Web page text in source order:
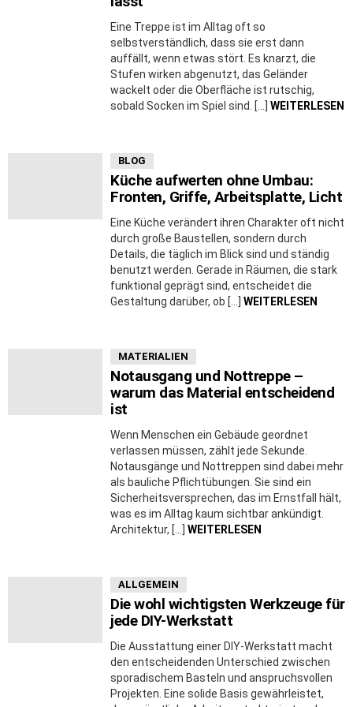
Eine Treppe ist im Alltag oft so
selbstverständlich, dass sie erst dann
auffällt, wenn etwas stört. Es knarzt, die
Stufen wirken abgenutzt, das Geländer
wackelt oder die Oberfläche ist rutschig,
sobald Socken im Spiel sind. […] WEITERLESEN
BLOG
Küche aufwerten ohne Umbau:
Fronten, Griffe, Arbeitsplatte, Licht
Eine Küche verändert ihren Charakter oft nicht
durch große Baustellen, sondern durch
Details, die täglich im Blick sind und ständig
benutzt werden. Gerade in Räumen, die stark
funktional geprägt sind, entscheidet die
Gestaltung darüber, ob […] WEITERLESEN
MATERIALIEN
Notausgang und Nottreppe –
warum das Material entscheidend
ist
Wenn Menschen ein Gebäude geordnet
verlassen müssen, zählt jede Sekunde.
Notausgänge und Nottreppen sind dabei mehr
als bauliche Pflichtübungen. Sie sind ein
Sicherheitsversprechen, das im Ernstfall hält,
was es im Alltag kaum sichtbar ankündigt.
Architektur, […] WEITERLESEN
ALLGEMEIN
Die wohl wichtigsten Werkzeuge für
jede DIY-Werkstatt
Die Ausstattung einer DIY-Werkstatt macht
den entscheidenden Unterschied zwischen
sporadischem Basteln und anspruchsvollen
Projekten. Eine solide Basis gewährleistet,